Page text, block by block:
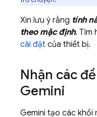
Xin lưu ý rằng tính
theo mặc định. Tìm
cài đặt của thiết bị.
Nhận các
Gemini
Gemini tạo các khối